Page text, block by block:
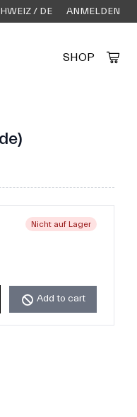
/ DE ANMELDEN
SHOP
Nicht auf Lager
Add to cart